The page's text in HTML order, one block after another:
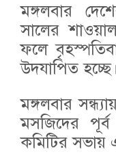
মঙ্গলবার
সালের
ফলে
উদযাপিত হচ্ছে।
মঙ্গলবার
মসজিদের
কমিটির সভায়